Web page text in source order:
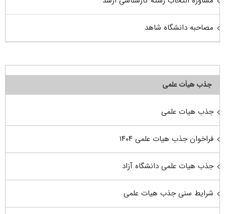
مصاحبه دانشگاه شاهد
جذب هیأت علمی
جذب هیات علمی
فراخوان جذب هیات علمی ۱۴۰۴
جذب هیات علمی دانشگاه آزاد
شرایط سنی جذب هیات علمی